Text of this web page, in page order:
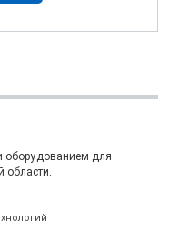
оборудованием для